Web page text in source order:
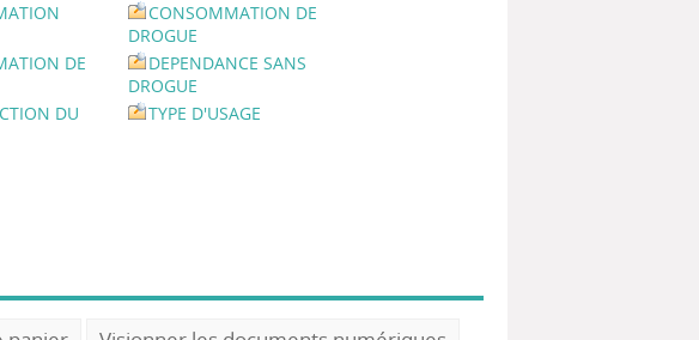
CONSOMMATION DE
DROGUE
DE
DEPENDANCE SANS
DROGUE
DU
TYPE D'USAGE